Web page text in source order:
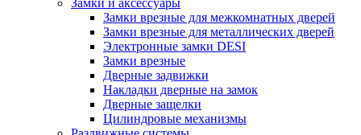
Замки и аксессуары
Замки врезные для межкомнатных дверей
Замки врезные для металлических дверей
Электронные замки DESI
Замки врезные
Дверные задвижки
Накладки дверные на замок
Дверные защелки
Цилиндровые механизмы